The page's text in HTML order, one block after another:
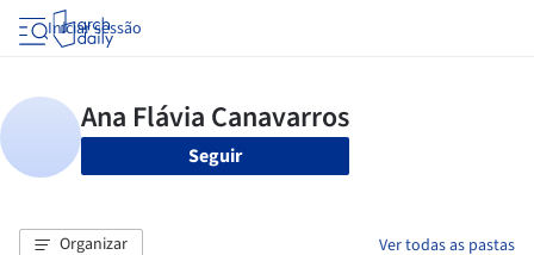
Iniciar sessão
Seguir
Organizar Ver todas as pastas